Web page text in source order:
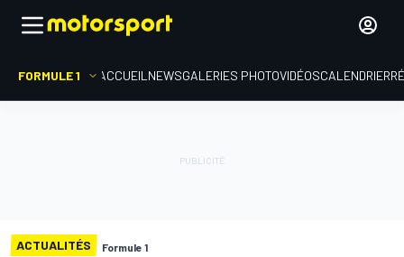
FORMULE 1 ACCUEIL NEWSGALERIES PHOTOVIDÉOSCALENDRIER
ACTUALITÉS Formule 1